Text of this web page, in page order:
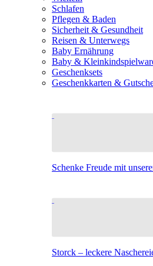
Schlafen
Pflegen & Baden
Sicherheit & Gesundheit
Reisen & Unterwegs
Baby Ernährung
Baby &
Geschenksets
Geschenkkarten &
Schenke Freude mit
Storck – leckere